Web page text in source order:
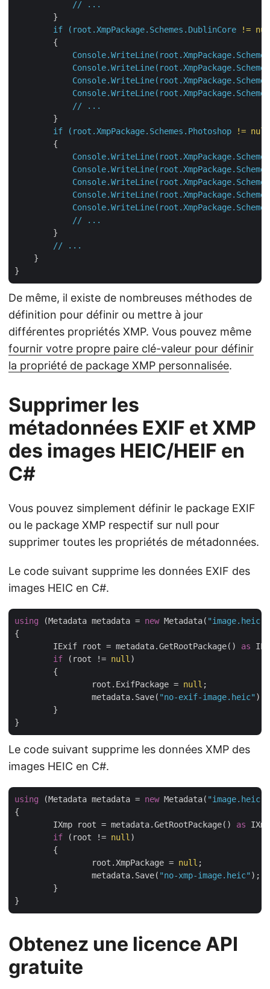
//
...
        }
if
(root.XmpPackage.Schemes.DublinCore !=
        {
//
...
        }
if
(root.XmpPackage.Schemes.Photoshop != null
        {
//
...
        }
//
...
    }
De même, il existe de nombreuses méthodes de
définition pour définir ou mettre à jour
différentes propriétés XMP. Vous pouvez même
fournir votre propre paire clé-valeur pour définir
la propriété de package XMP personnalisée.
Supprimer les
métadonnées EXIF et XMP
des images HEIC/HEIF en
C#
Vous pouvez simplement définir le package EXIF
ou le package XMP respectif sur null pour
supprimer toutes les propriétés de métadonnées.
Le code suivant supprime les données EXIF des
images HEIC en C#.
using (Metadata metadata = new Metadata( "image.heic"
{
	IExif root = metadata.GetRootPackage()
as
if (root != null )
		root.ExifPackage =
null ;
		metadata.Save(
"no-exif-image.heic" );
Le code suivant supprime les données XMP des
images HEIC en C#.
using (Metadata metadata = new Metadata( "image.heic"
{
	IXmp root = metadata.GetRootPackage()
as
if (root != null )
		root.XmpPackage =
null ;
		metadata.Save(
"no-xmp-image.heic" );
Obtenez une licence API
gratuite